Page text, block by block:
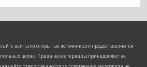
взяты из открытых источников и предоставляются
целях. Права на материалы принадлежат их